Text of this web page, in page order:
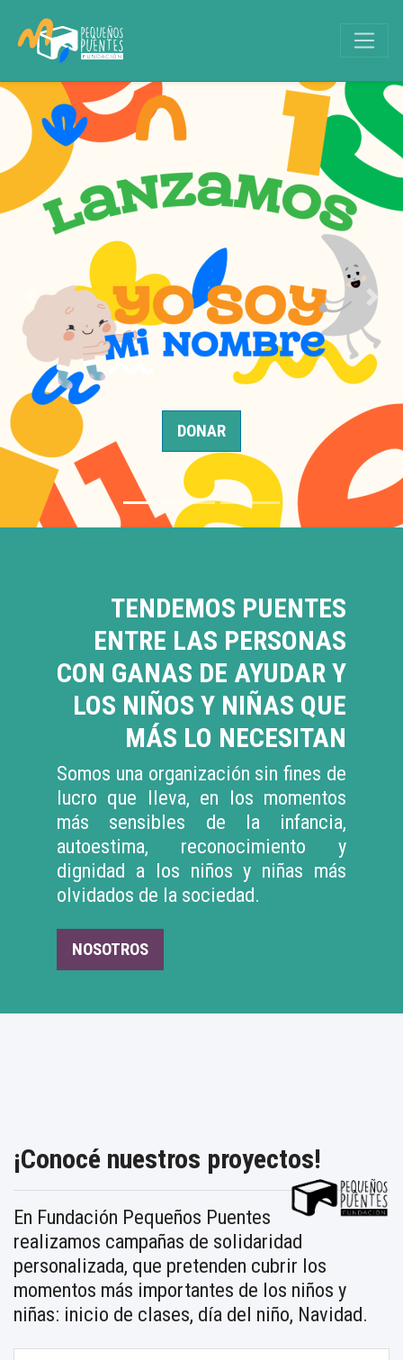
DONAR
Previous Next
TENDEMOS PUENTES
ENTRE LAS PERSONAS
CON GANAS DE AYUDAR Y
LOS NIÑOS Y NIÑAS QUE
MÁS LO NECESITAN
Somos una organización sin fines de
lucro que lleva, en los momentos
más sensibles de la infancia,
autoestima, reconocimiento y
dignidad a los niños y niñas más
olvidados de la sociedad.
NOSOTROS
¡Conocé nuestros proyectos!
En Fundación Pequeños Puentes
realizamos campañas de solidaridad
personalizada, que pretenden cubrir los
momentos más importantes de los niños y
niñas: inicio de clases, día del niño, Navidad.